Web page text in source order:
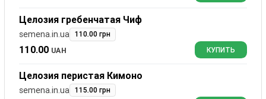
Целозия гребенчатая Чиф
semena.in.ua 110.00 грн
110.00 UAH КУПИТЬ
Целозия перистая Кимоно
semena.in.ua 115.00 грн